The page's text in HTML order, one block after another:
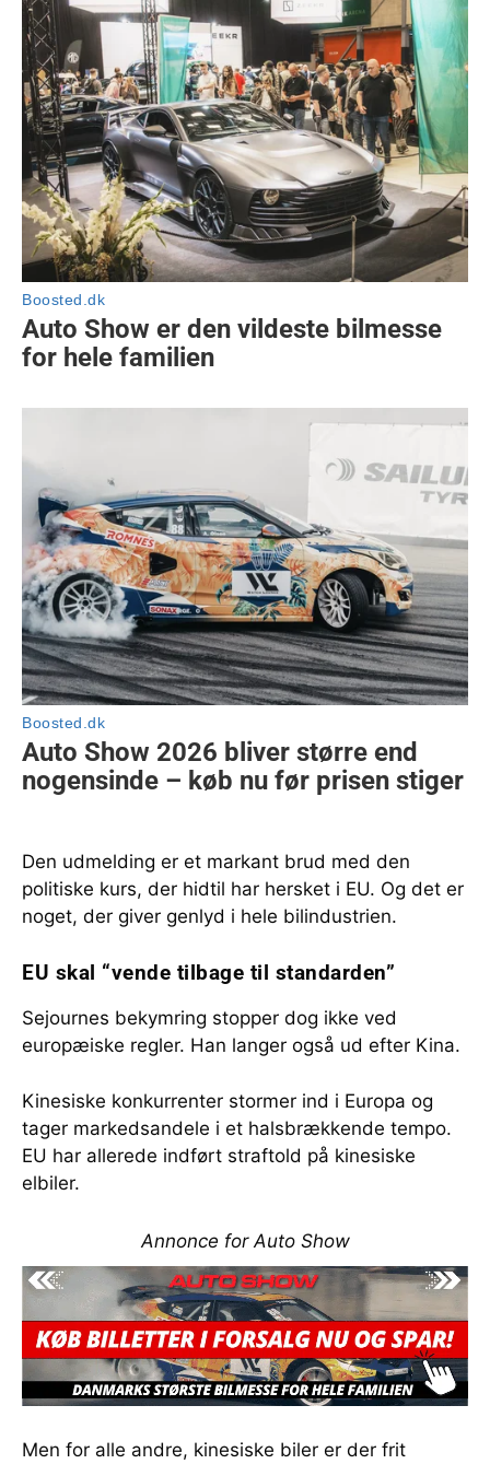
Den udmelding er et markant brud med den
politiske kurs, der hidtil har hersket i EU. Og det er
noget, der giver genlyd i hele bilindustrien.
EU skal “vende tilbage til standarden”
Sejournes bekymring stopper dog ikke ved
europæiske regler. Han langer også ud efter Kina.
Kinesiske konkurrenter stormer ind i Europa og
tager markedsandele i et halsbrækkende tempo.
EU har allerede indført straftold på kinesiske
elbiler.
Annonce for Auto Show
Men for alle andre, kinesiske biler er der frit